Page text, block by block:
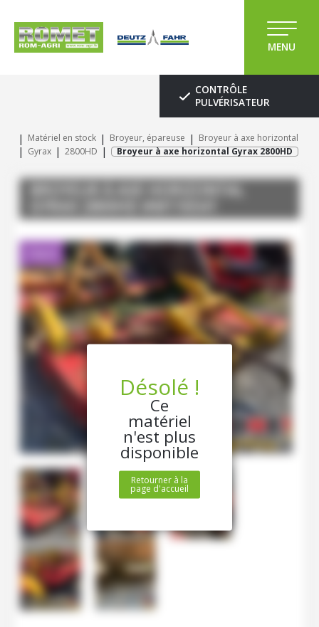
MENU
CONTRÔLE
PULVÉRISATEUR
Matériel en stock Broyeur, épareuse
Broyeur à axe horizontal
Gyrax
2800HD Broyeur à axe horizontal Gyrax 2800HD
Désolé !
Ce
matériel
n'est plus
disponible
Retourner à la
page d'accueil